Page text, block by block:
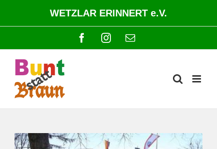
springen
WETZLAR ERINNERT e.V.
FacebookInstagram
E-
Mail